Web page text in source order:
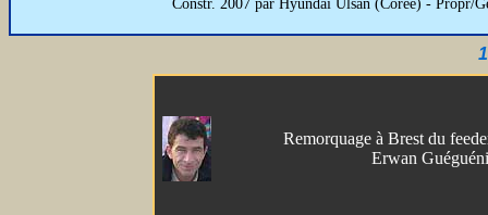
Constr. 2007 par Hyundai Ulsan (Corée) - Propr/
Remorquage à Brest du
Erwan